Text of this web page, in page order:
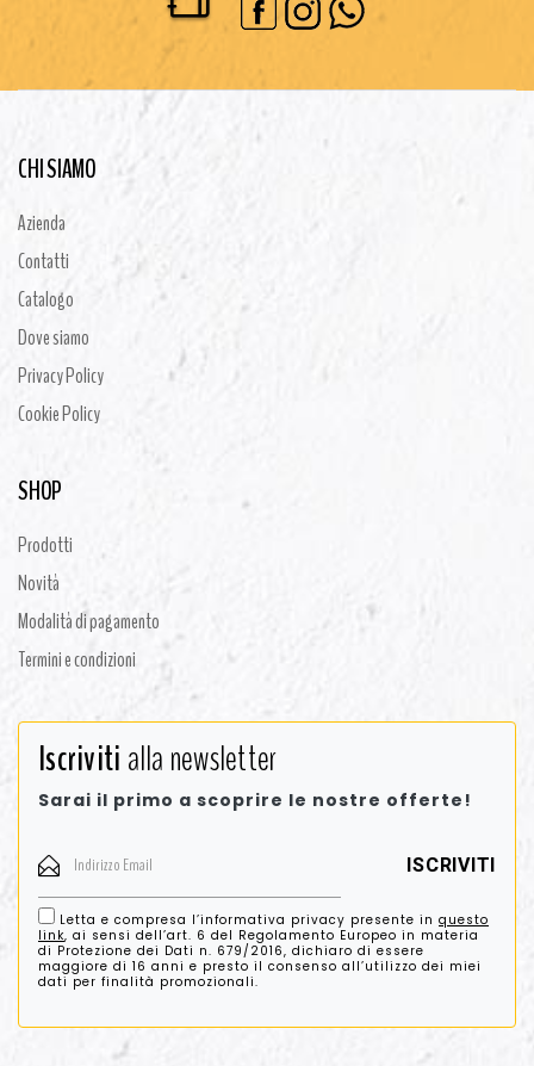
CHI SIAMO
Azienda
Contatti
Catalogo
Dove siamo
Privacy Policy
Cookie Policy
SHOP
Prodotti
Novità
Modalità di pagamento
Termini e condizioni
Iscrivitialla newsletter
Sarai il primo a scoprire le nostre offerte!
Letta e compresa l’informativa privacy presente in questo
link, ai sensi dell’art. 6 del Regolamento Europeo in materia
di Protezione dei Dati n. 679/2016, dichiaro di essere
maggiore di 16 anni e presto il consenso all’utilizzo dei miei
dati per finalità promozionali.